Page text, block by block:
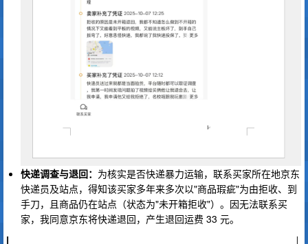
快递调查与退回： 为核实是否快递暴力运输，联系买家所在地京东
快递员及站点，得知该买家多年来多次以"商品瑕疵"为由拒收、到
手刀，且商品仍在站点（状态为"未开箱拒收"）。因无法联系买
家，我同意京东将快递退回，产生退回运费 33 元。